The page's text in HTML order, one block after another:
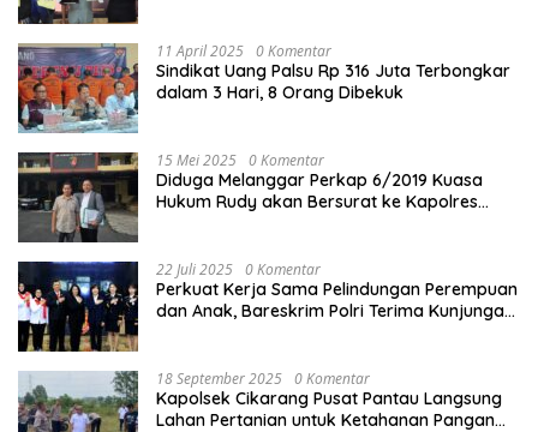
11 April 2025 0 Komentar
Sindikat Uang Palsu Rp 316 Juta Terbongkar
dalam 3 Hari, 8 Orang Dibekuk
15 Mei 2025 0 Komentar
Diduga Melanggar Perkap 6/2019 Kuasa
Hukum Rudy akan Bersurat ke Kapolres
22 Juli 2025 0 Komentar
Perkuat Kerja Sama Pelindungan Perempuan
dan Anak, Bareskrim Polri Terima Kunjungan
18 September 2025 0 Komentar
Kapolsek Cikarang Pusat Pantau Langsung
Lahan Pertanian untuk Ketahanan Pangan